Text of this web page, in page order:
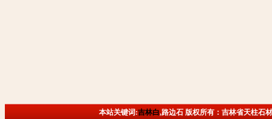
本站关键词:吉林白,路边石 版权所有：吉林省天柱石